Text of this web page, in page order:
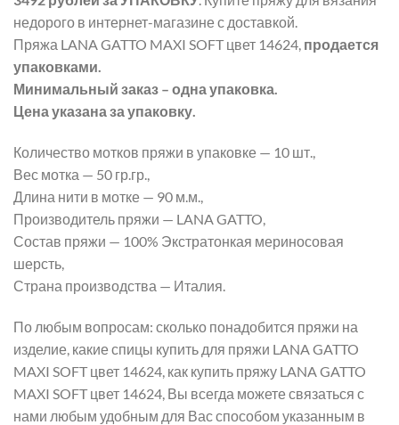
недорого в интернет-магазине с доставкой.
Пряжа LANA GATTO MAXI SOFT цвет 14624, продается
упаковками.
Минимальный заказ – одна упаковка.
Цена указана за упаковку.
Количество мотков пряжи в упаковке — 10 шт.,
Вес мотка — 50 гр.гр.,
Длина нити в мотке — 90 м.м.,
Производитель пряжи — LANA GATTO,
Состав пряжи — 100% Экстратонкая мериносовая
шерсть,
Страна производства — Италия.
По любым вопросам: сколько понадобится пряжи на
изделие, какие спицы купить для пряжи LANA GATTO
MAXI SOFT цвет 14624, как купить пряжу LANA GATTO
MAXI SOFT цвет 14624, Вы всегда можете связаться с
нами любым удобным для Вас способом указанным в